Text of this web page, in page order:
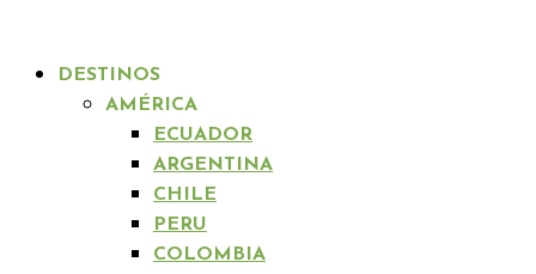
DESTINOS
AMÉRICA
ECUADOR
ARGENTINA
CHILE
PERU
COLOMBIA